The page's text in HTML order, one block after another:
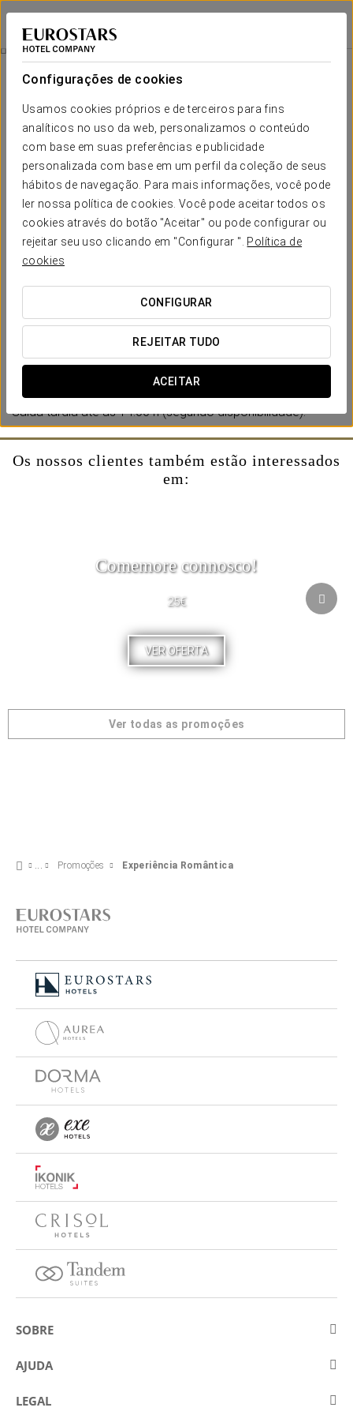
Configurações de cookies
Usamos cookies próprios e de terceiros para fins
analíticos no uso da web, personalizamos o conteúdo
com base em suas preferências e publicidade
personalizada com base em um perfil da coleção de seus
hábitos de navegação. Para mais informações, você pode
ler nossa política de cookies. Você pode aceitar todos os
cookies através do botão "Aceitar" ou pode configurar ou
rejeitar seu uso clicando em "Configurar ". Política de
cookies
CONFIGURAR
REJEITAR TUDO
ACEITAR
Eurostars Asta Regia
CÁDIS - JEREZ DE LA FRONTERA
Experiência Romântica
25€
Experiência Romântica
Desfrute de uma noite romântica inesquecível com esta
promoção.
Inclui:
-Uma garrafa de espumante.
-Bombons no quarto.
-Saída tardia até às 14:00 h (segundo disponibilidade).
Os nossos clientes também estão interessados
em:
Comemore connosco!
25€
VER OFERTA
Ver todas as promoções
Promoções Experiência Romântica
SOBRE
Sobre a Eurostars Hotel Company
Concursos
AJUDA
Contactar
LEGAL